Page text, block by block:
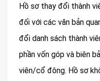
Hồ sơ thay đổi thành
đối với các văn bản
đổi danh sách thành
phần vốn góp và biên
viên/cổ đông. Hồ sơ